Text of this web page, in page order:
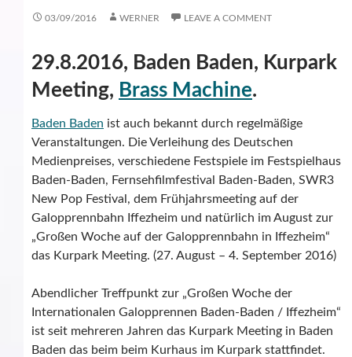
03/09/2016 WERNER LEAVE A COMMENT
29.8.2016, Baden Baden, Kurpark
Meeting, Brass Machine.
Baden Baden ist auch bekannt durch regelmäßige
Veranstaltungen. Die Verleihung des Deutschen
Medienpreises, verschiedene Festspiele im Festspielhaus
Baden-Baden, Fernsehfilmfestival Baden-Baden, SWR3
New Pop Festival, dem Frühjahrsmeeting auf der
Galopprennbahn Iffezheim und natürlich im August zur
„Großen Woche auf der Galopprennbahn in Iffezheim“
das Kurpark Meeting. (27. August – 4. September 2016)
Abendlicher Treffpunkt zur „Großen Woche der
Internationalen Galopprennen Baden-Baden / Iffezheim“
ist seit mehreren Jahren das Kurpark Meeting in Baden
Baden das beim beim Kurhaus im Kurpark stattfindet.